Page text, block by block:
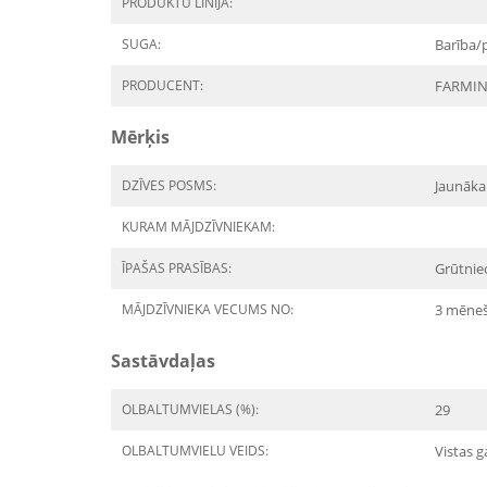
SUGA: Barība/
PRODUCENT:
Mērķis
DZĪVES POSMS:
KURAM MĀJDZĪVNIEKAM:
ĪPAŠAS PRASĪBAS:
MĀJDZĪVNIEKA VECUMS NO: 3
Sastāvdaļas
OLBALTUMVIELAS (%): 29
OLBALTUMVIELU VEIDS: Vistas